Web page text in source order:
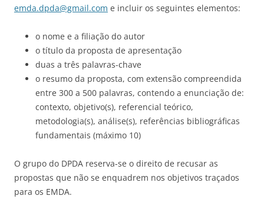
emda.dpda@gmail.com e incluir os seguintes elementos:
o nome e a filiação do autor
o título da proposta de apresentação
duas a três palavras-chave
o resumo da proposta, com extensão compreendida
entre 300 a 500 palavras, contendo a enunciação de:
contexto, objetivo(s), referencial teórico,
metodologia(s), análise(s), referências bibliográficas
fundamentais (máximo 10)
O grupo do DPDA reserva-se o direito de recusar as
propostas que não se enquadrem nos objetivos traçados
para os EMDA.